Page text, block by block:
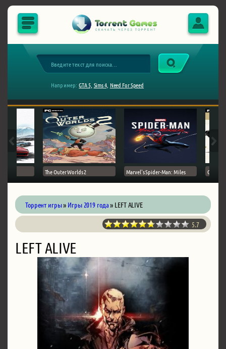
Например: GTA 5, Sims 4, Need For Speed
The Outer Worlds 2 Marvel's Spider-Man: Miles Ghost
Торрент игры» Игры 2019 года» LEFT ALIVE
5.7
LEFT ALIVE